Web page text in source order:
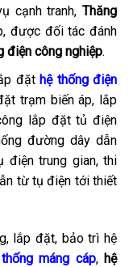
cạnh tranh, Thăng
được đối tác đánh
điện công nghiệp.
đặthệ thống điện
trạm biến áp, lắp
lắp đặt tủ điện
đường dây dẫn
điện trung gian, thi
từ tụ điện tới thiết
lắp đặt, bảo trì hệ
máng cáp,hệ